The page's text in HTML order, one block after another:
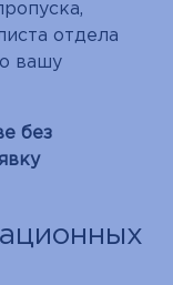
отдела
вашу
без